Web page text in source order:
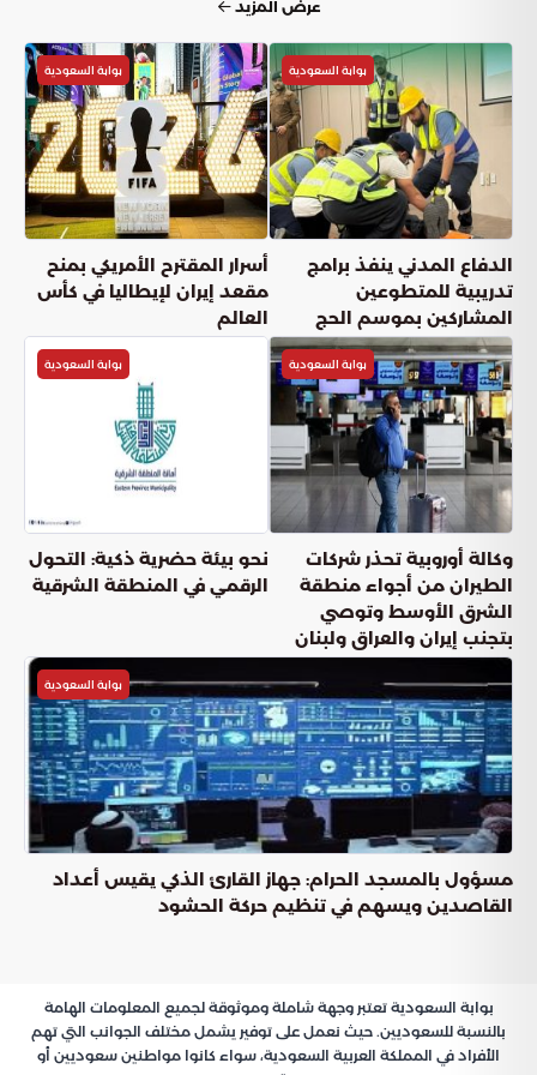
بوابة السعودية
مسؤول: الوضع الصحي للحجاج مستقر
ولم نرصد ما يستدعي العزل
بوابة السعودية أعجبني(
0
) شارك
دقيقةنشر:
عناوين المقال
استراتيجيات الرعاية الصحية لضيوف الرحمن في المشاعر المقدسة
الحالة الصحية العامة في المشاعر المقدسة
أبرز مؤشرات الكفاءة الطبية الميدانية
دور الوعي الوقائي في تعزيز أداء المنظومة
الخاتمة
استراتيجياتالرعاية الصحية لضيوف الرحمن
الخطط التشغيلية خلال مواسم الحج. وتشير البيانات الصادرة عن
المنظومة الصحية في وزارة الحرس الوطني إلى تطور ملموس في